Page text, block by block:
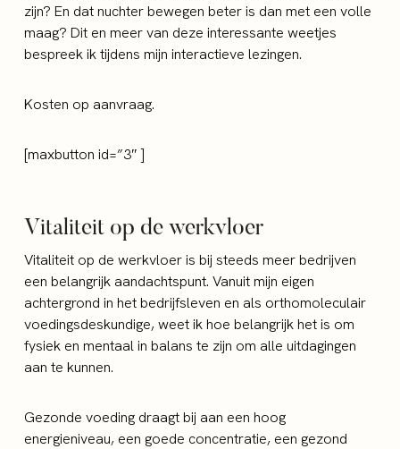
zijn? En dat nuchter bewegen beter is dan met een volle
maag? Dit en meer van deze interessante weetjes
bespreek ik tijdens mijn interactieve lezingen.
Kosten op aanvraag.
[maxbutton id=”3″ ]
Vitaliteit op de werkvloer
Vitaliteit op de werkvloer is bij steeds meer bedrijven
een belangrijk aandachtspunt. Vanuit mijn eigen
achtergrond in het bedrijfsleven en als orthomoleculair
voedingsdeskundige, weet ik hoe belangrijk het is om
fysiek en mentaal in balans te zijn om alle uitdagingen
aan te kunnen.
Gezonde voeding draagt bij aan een hoog
energieniveau, een goede concentratie, een gezond